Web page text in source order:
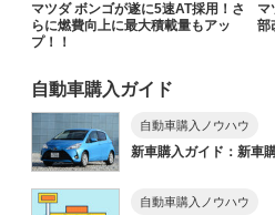
マツダ ボンゴが遂に5速AT採用！さ
らに燃費向上に最大積載量もアッ
プ！！
マ
部
自動車購入ガイド
自動車購入ノウハウ
新車購入ガイド：新車
自動車購入ノウハウ